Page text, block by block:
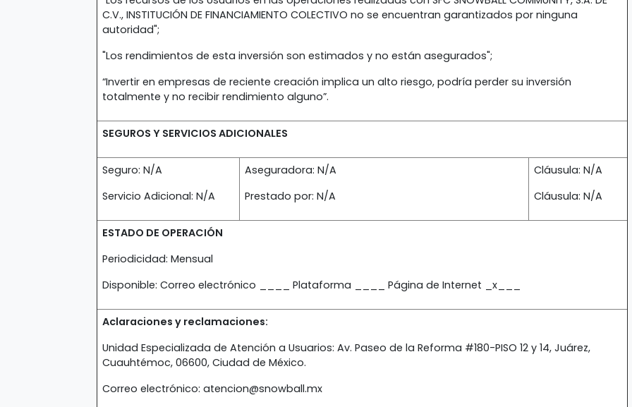
C.V., INSTITUCIÓN DE FINANCIAMIENTO COLECTIVO no se encuentran garantizados por ninguna
autoridad";
"Los rendimientos de esta inversión son estimados y no están asegurados";
“Invertir en empresas de reciente creación implica un alto riesgo, podría perder su inversión
totalmente y no recibir rendimiento alguno”.
SEGUROS Y SERVICIOS ADICIONALES
Seguro: N/A
Servicio Adicional: N/A
Aseguradora: N/A
Prestado por: N/A
Cláusula: N/A
Cláusula: N/A
ESTADO DE OPERACIÓN
Periodicidad: Mensual
Disponible: Correo electrónico ____ Plataforma ____ Página de Internet _x___
Aclaraciones y reclamaciones:
Unidad Especializada de Atención a Usuarios: Av. Paseo de la Reforma #180-PISO 12 y 14, Juárez,
Cuauhtémoc, 06600, Ciudad de México.
Correo electrónico: atencion@snowball.mx